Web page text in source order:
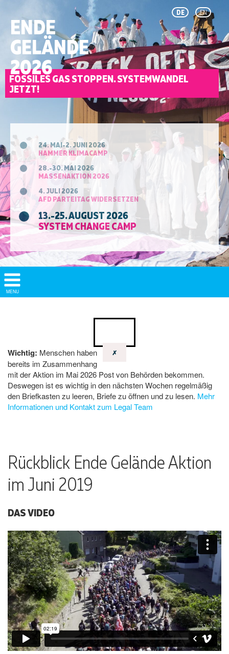
DE EN
ENDE
GELÄNDE
2026
FOSSILES GAS STOPPEN. SYSTEMWANDEL
JETZT!
24. MAI-2. JUNI 2026
HAMMER KLIMACAMP
28.-30. MAI 2026
MASSENAKTION 2026
4. JULI 2026
AFD PARTEITAG WIDERSETZEN
13.-25. AUGUST 2026
SYSTEM CHANGE CAMP
Show/
Hide
MENU
Rückblick Ende Gelände Aktion
im Juni 2019
DAS VIDEO
✗
Wichtig: Menschen haben
bereits im Zusammenhang
mit der Aktion im Mai 2026 Post von Behörden bekommen.
Deswegen ist es wichtig in den nächsten Wochen regelmäßig
den Briefkasten zu leeren, Briefe zu öffnen und zu lesen. Mehr
Informationen und Kontakt zum Legal Team